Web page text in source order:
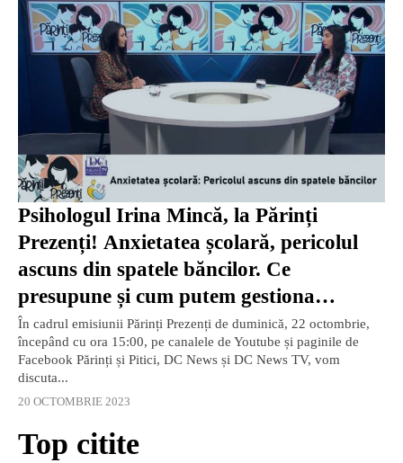
Psihologul Irina Mincă, la Părinți
Prezenți! Anxietatea școlară, pericolul
ascuns din spatele băncilor. Ce
presupune și cum putem gestiona
situația? / VIDEO
În cadrul emisiunii Părinți Prezenți de duminică, 22 octombrie,
începând cu ora 15:00, pe canalele de Youtube și paginile de
Facebook Părinți și Pitici, DC News și DC News TV, vom
discuta...
20 OCTOMBRIE 2023
Top citite